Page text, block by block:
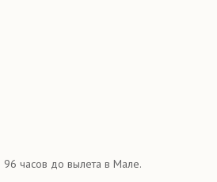
часов до вылета в Мале.